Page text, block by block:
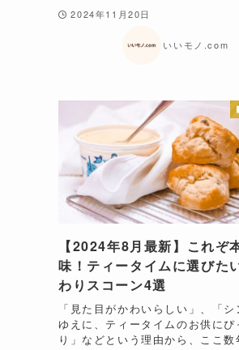
2024年11月20日
いいモノ.com
【2024年8月最新】これぞ
味！ティータイムに選びた
わりスコーン4選
「見た目がかわいらしい」、「シ
ゆえに、ティータイムのお供にぴ
り」などという理由から、ここ数